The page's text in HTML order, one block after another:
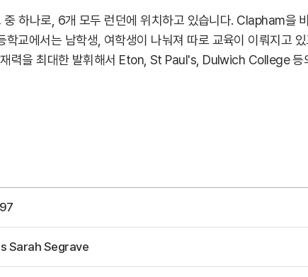
하나로, 6개 모두 런던에 위치하고 있습니다. Clapham
교에서는 남학생, 여학생이 나눠져 따로 교육이 이뤄지고
력을 최대한 발휘해서 Eton, St Paul's, Dulwich College 등
Sarah Segrave